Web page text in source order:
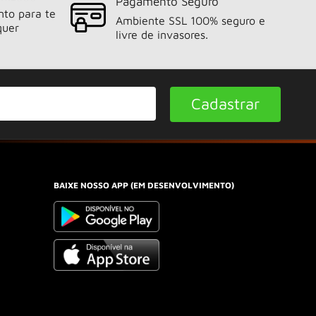
para te
Ambiente SSL 100% seguro e
livre de invasores.
Cadastrar
BAIXE NOSSO APP (EM DESENVOLVIMENTO)